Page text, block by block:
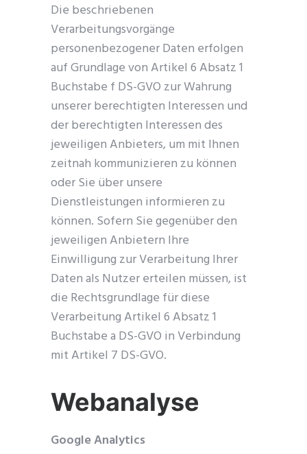
Die beschriebenen
Verarbeitungsvorgänge
personenbezogener Daten erfolgen
auf Grundlage von Artikel 6 Absatz 1
Buchstabe f DS-GVO zur Wahrung
unserer berechtigten Interessen und
der berechtigten Interessen des
jeweiligen Anbieters, um mit Ihnen
zeitnah kommunizieren zu können
oder Sie über unsere
Dienstleistungen informieren zu
können. Sofern Sie gegenüber den
jeweiligen Anbietern Ihre
Einwilligung zur Verarbeitung Ihrer
Daten als Nutzer erteilen müssen, ist
die Rechtsgrundlage für diese
Verarbeitung Artikel 6 Absatz 1
Buchstabe a DS-GVO in Verbindung
mit Artikel 7 DS-GVO.
Webanalyse
Google Analytics